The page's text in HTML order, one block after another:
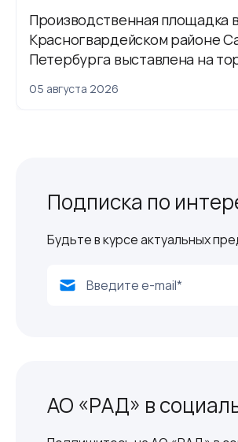
Производственная площадка в
Красногвардейском районе
Петербурга выставлена на
05 августа 2026
Подписка по
Будьте в курсе актуальных
АО «РАД» в